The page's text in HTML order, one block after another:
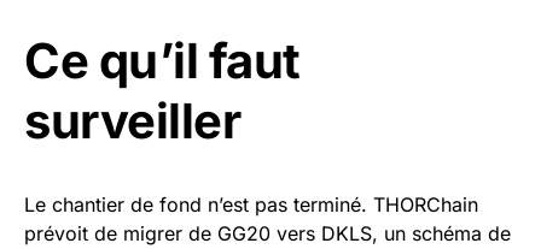
Ce qu’il faut
surveiller
Le chantier de fond n’est pas terminé. THORChain
prévoit de migrer de GG20 vers DKLS, un schéma de